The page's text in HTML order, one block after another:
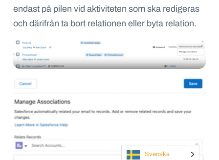
endast på pilen vid aktiviteten som ska redigeras
och därifrån ta bort relationen eller byta relation.
Svenska